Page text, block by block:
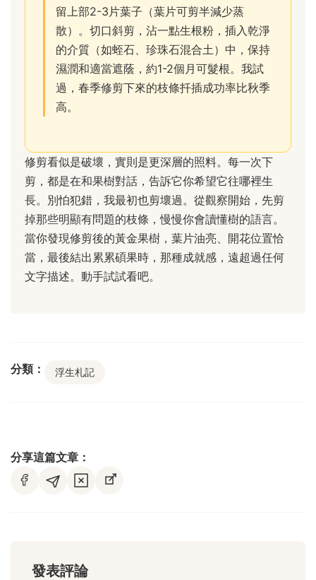
留上部2-3片葉子（葉片可剪半減少蒸
散）。切口斜剪，沾一點生根粉，插入乾淨
的介質（如蛭石、珍珠石混合土）中，保持
濕潤和適當遮蔭，約1-2個月可髮根。我試
過，春季修剪下來的枝條扦插成功率比秋季
高。
修剪看似是破壞，實則是更深層的照料。每一次下
剪，都是在和果樹對話，告訴它你希望它往哪裡生
長。別怕犯錯，我最初也剪壞過。從觀察開始，先剪
掉那些明顯有問題的枝條，慢慢你會讀懂樹的語言。
當你發現修剪後的黃金果樹，葉片油亮、開花位置恰
當，最後結出累累碩果時，那種成就感，遠超過任何
文字描述。動手試試看吧。
分類： 浮生札記
分享這篇文章：
發表評論